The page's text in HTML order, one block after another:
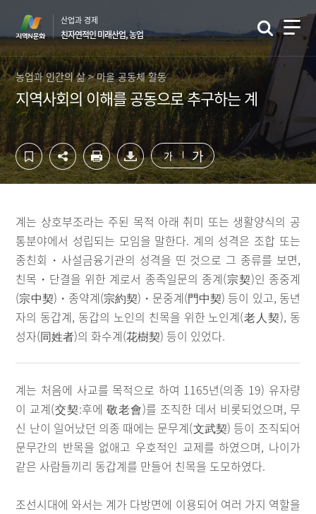
츠
영
역
바
로
가
기
영
역
바
로
가
기
산업과 경제
친자연적인 미래산업, 농업
농업과 인간의 삶 > 마을 공동체 활동
지역사회의 이해를 공동으로 추구하는 계
가 가
계는 상호부조라는 주된 목적 아래 취미 또는 생활양식의 공
통분야에서 성립되는 모임을 말한다. 계의 성격은 조합 또는
종친회・사설금융기관의 성격을 띤 것으로 그 종류를 보면,
친목・단결을 위한 계로서 종족일문의 종계(宗契)인 종중계
(宗中契)・종약계(宗約契)・문중계(門中契) 등이 있고, 동년
자의 동갑계, 동갑의 노인의 친목을 위한 노인계(老人契), 동
성자(同姓者)의 화수계(花樹契) 등이 있었다.
계는 처음에 사교를 목적으로 하여 1165년(의종 19) 유자량
이 교계(交契:후에 敬老會)를 조직한 데서 비롯되었으며, 무
신 난이 일어났던 의종 때에는 문무계(文武契) 등이 조직되어
문무간의 반목을 없애고 우호적인 교제를 하였으며, 나이가
같은 사람들끼리 동갑계를 만들어 친목을 도모하였다.
조선시대에 와서는 계가 다방면에 이용되어 여러 가지 역할을